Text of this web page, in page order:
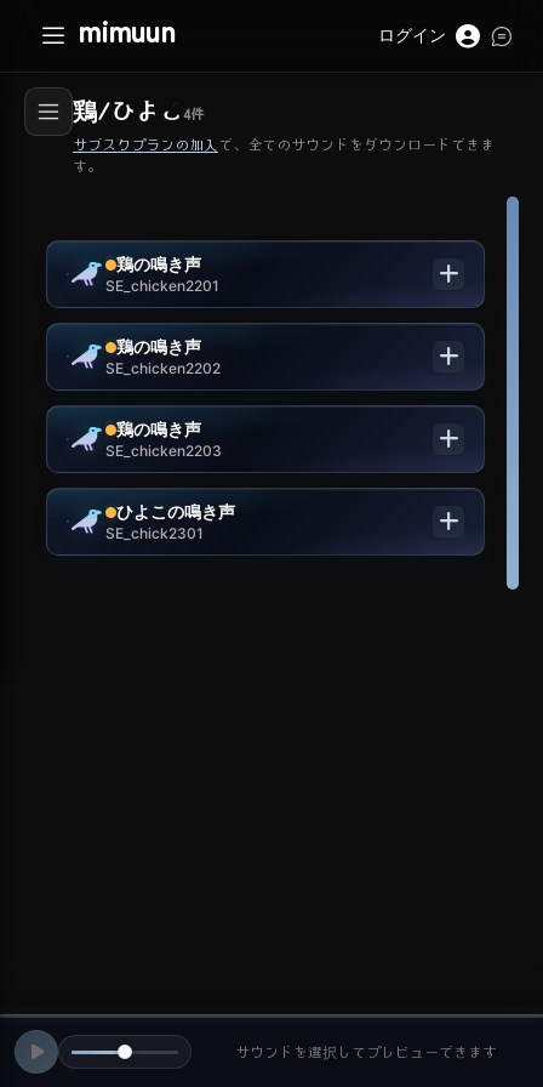
鶏/ひよこ4件
サブスクプランの加入 で、全てのサウンドをダウンロードできま
す。
鶏の鳴き声
SE_chicken2201
鶏の鳴き声
SE_chicken2202
鶏の鳴き声
SE_chicken2203
ひよこの鳴き声
SE_chick2301
サウンドを選択してプレビューできます
mimuun ログイン